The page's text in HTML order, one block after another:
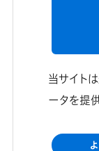
当サイト
ータを提